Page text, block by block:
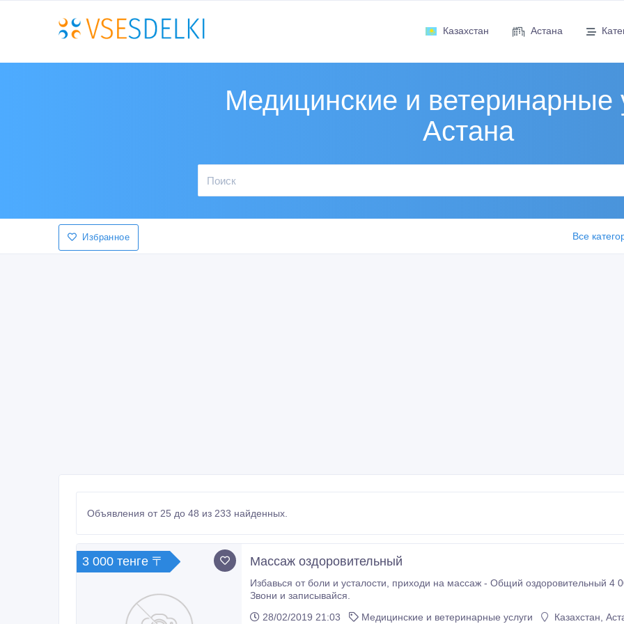
Казахстан Астана
Медицинские и ветеринарные
Астана
Избранное Все
Объявления от 25 до 48 из 233 найденных.
3 000 тенге 〒 Массаж оздоровительный
Избавься от боли и усталости, приходи на массаж - Общий оздоровительный 4 000 тг 1 час - Антицеллюлитный 3000 тг 40 мин
Звони и записывайся.
28/02/2019 21:03
Медицинские и ветеринарные услуги Казахстан,